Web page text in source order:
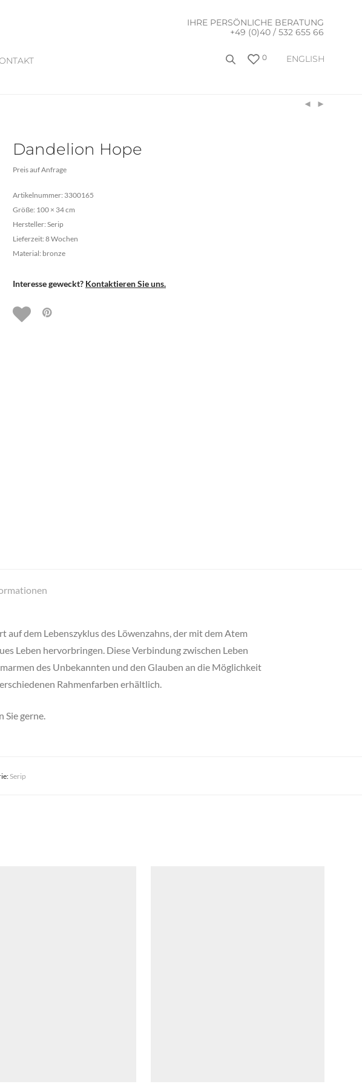
IHRE PERSÖNLICHE BERATUNG
+49 (0)40 / 532 655 66
ENGLISH
0
Dandelion Hope
Preis auf Anfrage
Artikelnummer: 3300165
Größe: 100 × 34 cm
Hersteller: Serip
Lieferzeit: 8 Wochen
Material: bronze
Interesse geweckt? Kontaktieren Sie uns.
dem Lebenszyklus des Löwenzahns, der mit dem Atem
Leben hervorbringen. Diese Verbindung zwischen Leben
des Unbekannten und den Glauben an die Möglichkeit
Rahmenfarben erhältlich.
gerne.
Serip